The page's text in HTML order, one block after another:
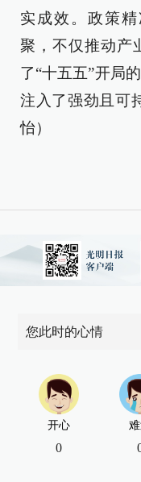
实成效。政策
聚，不仅推动产
了“十五五”开局
注入了强劲且可
怡）
您此时的心情
开心
0